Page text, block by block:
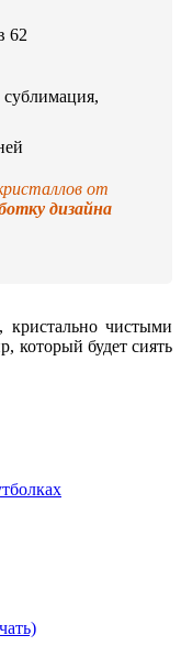
62
от
дизайна
кристально чистыми
который будет сиять